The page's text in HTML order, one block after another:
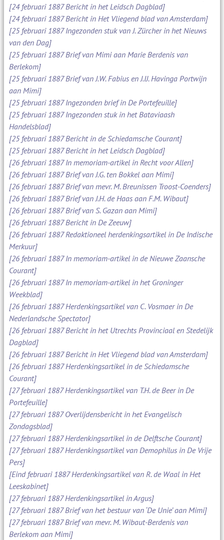
[24 februari 1887 Bericht in het Leidsch Dagblad]
[24 februari 1887 Bericht in Het Vliegend blad van Amsterdam]
[25 februari 1887 Ingezonden stuk van J. Zürcher in het Nieuws
van den Dag]
[25 februari 1887 Brief van Mimi aan Marie Berdenis van
Berlekom]
[25 februari 1887 Brief van J.W. Fabius en J.IJ. Havinga Portwijn
aan Mimi]
[25 februari 1887 Ingezonden brief in De Portefeuille]
[25 februari 1887 Ingezonden stuk in het Bataviaash
Handelsblad]
[25 februari 1887 Bericht in de Schiedamsche Courant]
[25 februari 1887 Bericht in het Leidsch Dagblad]
[26 februari 1887 In memoriam-artikel in Recht voor Allen]
[26 februari 1887 Brief van J.G. ten Bokkel aan Mimi]
[26 februari 1887 Brief van mevr. M. Breunissen Troost-Coenders]
[26 februari 1887 Brief van J.H. de Haas aan F.M. Wibaut]
[26 februari 1887 Brief van S. Gazan aan Mimi]
[26 februari 1887 Bericht in De Zeeuw]
[26 februari 1887 Redaktioneel herdenkingsartikel in De Indische
Merkuur]
[26 februari 1887 In memoriam-artikel in de Nieuwe Zaansche
Courant]
[26 februari 1887 In memoriam-artikel in het Groninger
Weekblad]
[26 februari 1887 Herdenkingsartikel van C. Vosmaer in De
Nederlandsche Spectator]
[26 februari 1887 Bericht in het Utrechts Provinciaal en Stedelijk
Dagblad]
[26 februari 1887 Bericht in Het Vliegend blad van Amsterdam]
[26 februari 1887 Herdenkingsartikel in de Schiedamsche
Courant]
[27 februari 1887 Herdenkingsartikel van T.H. de Beer in De
Portefeuille]
[27 februari 1887 Overlijdensbericht in het Evangelisch
Zondagsblad]
[27 februari 1887 Herdenkingsartikel in de Delftsche Courant]
[27 februari 1887 Herdenkingsartikel van Demophilus in De Vrije
Pers]
[Eind februari 1887 Herdenkingsartikel van R. de Waal in Het
Leeskabinet]
[27 februari 1887 Herdenkingsartikel in Argus]
[27 februari 1887 Brief van het bestuur van ‘De Unie’ aan Mimi]
[27 februari 1887 Brief van mevr. M. Wibaut-Berdenis van
Berlekom aan Mimi]